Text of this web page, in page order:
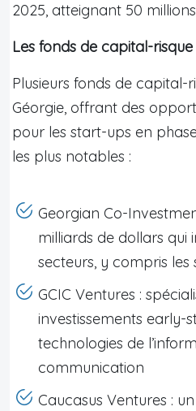
2025, atteignant 50
Les fonds de capital-risque
Plusieurs fonds de capital-
Géorgie, offrant des
pour les start-ups en
les plus notables :
Georgian Co-
milliards de dollars qui
secteurs, y compris
GCIC Ventures :
investissements early-
technologies de
communication
Caucasus Ventures :